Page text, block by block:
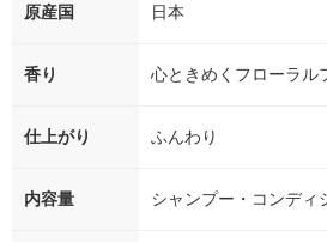
原産国 日本
香り 心ときめくフローラル
仕上がり ふんわり
内容量 シャンプー・コンディ